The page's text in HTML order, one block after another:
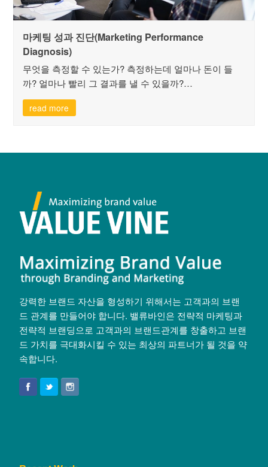
마케팅 성과 진단(Marketing Performance
Diagnosis)
무엇을 측정할 수 있는가? 측정하는데 얼마나 돈이 들
까? 얼마나 빨리 그 결과를 낼 수 있을까?…
read more
강력한 브랜드 자산을 형성하기 위해서는 고객과의 브랜
드 관계를 만들어야 합니다. 밸류바인은 전략적 마케팅과
전략적 브랜딩으로 고객과의 브랜드관계를 창출하고 브랜
드 가치를 극대화시킬 수 있는 최상의 파트너가 될 것을 약
속합니다.